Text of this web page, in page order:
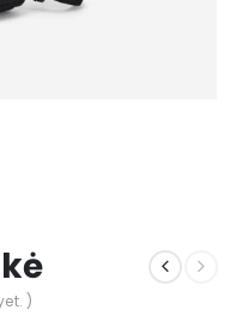
)